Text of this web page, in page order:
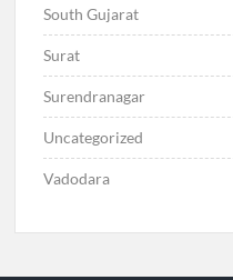
South Gujarat
Surat
Surendranagar
Uncategorized
Vadodara